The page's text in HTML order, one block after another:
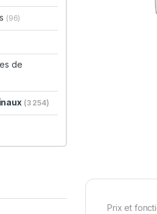
Prix et
(96)
de
(3 254)